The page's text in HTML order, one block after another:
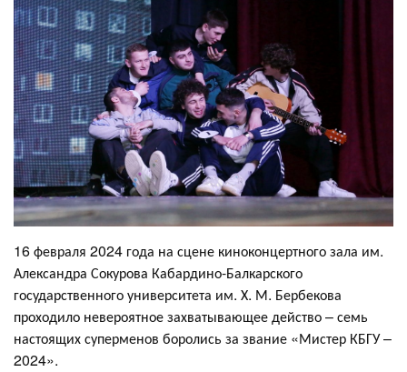
16 февраля 2024 года на сцене киноконцертного зала им.
Александра Сокурова Кабардино-Балкарского
государственного университета им. Х. М. Бербекова
проходило невероятное захватывающее действо – семь
настоящих суперменов боролись за звание «Мистер КБГУ –
2024».